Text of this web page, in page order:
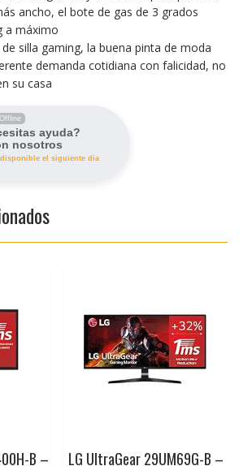
ancho, el bote de gas de 3 grados
a máximo
silla gaming, la buena pinta de moda
demanda cotidiana con falicidad, no
su casa
Offline
ayuda?
nosotros
disponible el siguiente dia
B – LG UltraGear 29UM69G-B –